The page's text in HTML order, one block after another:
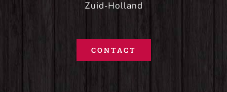
Zuid-Holland
CONTACT